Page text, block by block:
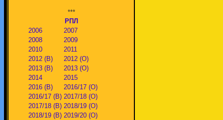
***
РПЛ
2006
2007
2008
2009
2010
2011
2012 (В)
2012 (О)
2013 (В)
2013 (О)
2014
2015
2016 (В)
2016/17 (О)
2016/17 (В) 2017/18 (О)
2017/18 (В) 2018/19 (О)
2018/19 (В) 2019/20 (О)